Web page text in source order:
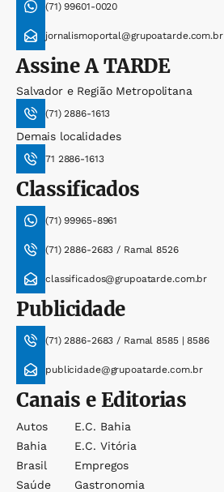
(71) 99601-0020
jornalismoportal@grupoatarde.com.br
AssineA TARDE
Salvador e Região Metropolitana
(71) 2886-1613
Demais localidades
71 2886-1613
Classificados
(71) 99965-8961
(71) 2886-2683 / Ramal 8526
classificados@grupoatarde.com.br
Publicidade
(71) 2886-2683 / Ramal 8585 | 8586
publicidade@grupoatarde.com.br
Canais e Editorias
Autos
Bahia
Brasil
Saúde
E.c. Bahia
E.c. Vitória
Empregos
Gastronomia